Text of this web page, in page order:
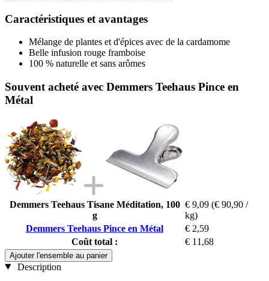
Caractéristiques et avantages
Mélange de plantes et d'épices avec de la cardamome
Belle infusion rouge framboise
100 % naturelle et sans arômes
Souvent acheté avec Demmers Teehaus Pince en
Métal
Demmers Teehaus Tisane Méditation, 100
g
€ 9,09 (€ 90,90 /
kg)
Demmers Teehaus Pince en Métal
€ 2,59
Coût total :
€ 11,68
Ajouter l'ensemble au panier
Description